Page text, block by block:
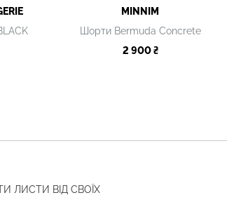
MINNIM
Шорти Bermuda Concrete
2 900 ₴
ЛИСТИ ВІД СВОЇХ